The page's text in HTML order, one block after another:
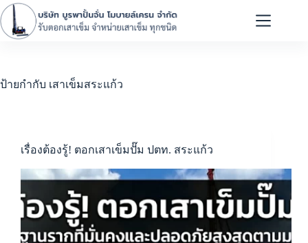
ป้ายกำกับ เสาเข็มสระแก้ว
เรื่องต้องรู้! ตอกเสาเข็มปั๊ม ปตท. สระแก้ว